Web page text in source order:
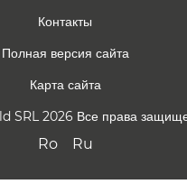
Контакты
Полная версия сайта
Карта сайта
SRL 2026 Все права
Ro Ru